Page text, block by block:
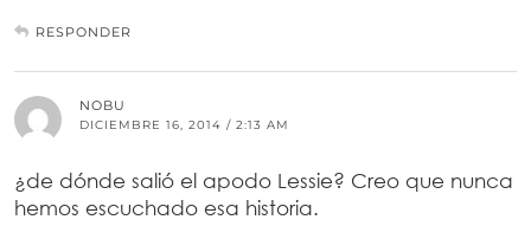
RESPONDER
NOBU
DICIEMBRE 16, 2014 / 2:13 AM
¿de dónde salió el apodo Lessie? Creo que nunca
hemos escuchado esa historia.